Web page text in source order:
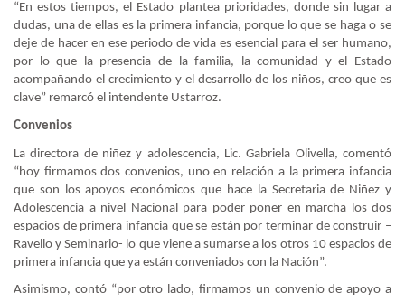
“En estos tiempos, el Estado plantea prioridades, donde sin lugar a
dudas, una de ellas es la primera infancia, porque lo que se haga o se
deje de hacer en ese periodo de vida es esencial para el ser humano,
por lo que la presencia de la familia, la comunidad y el Estado
acompañando el crecimiento y el desarrollo de los niños, creo que es
clave” remarcó el intendente Ustarroz.
Convenios
La directora de niñez y adolescencia, Lic. Gabriela Olivella, comentó
“hoy firmamos dos convenios, uno en relación a la primera infancia
que son los apoyos económicos que hace la Secretaria de Niñez y
Adolescencia a nivel Nacional para poder poner en marcha los dos
espacios de primera infancia que se están por terminar de construir –
Ravello y Seminario- lo que viene a sumarse a los otros 10 espacios de
primera infancia que ya están conveniados con la Nación”.
Asimismo, contó “por otro lado, firmamos un convenio de apoyo a